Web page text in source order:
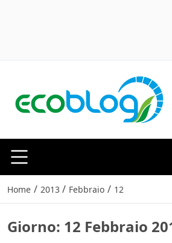
Home / 2013 / Febbraio / 12
Giorno: 12 Febbraio